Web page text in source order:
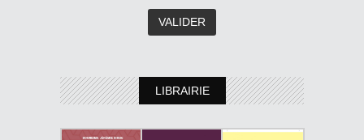
LIBRAIRIE